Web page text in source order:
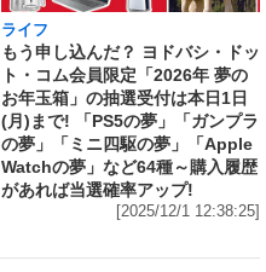
ライフ
もう申し込んだ？ ヨドバシ・ドッ
ト・コム会員限定「2026年 夢の
お年玉箱」の抽選受付は本日1日
(月)まで! 「PS5の夢」「ガンプラ
の夢」「ミニ四駆の夢」「Apple
Watchの夢」など64種～購入履歴
があれば当選確率アップ!
[2025/12/1 12:38:25]